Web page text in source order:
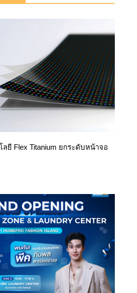
ยี Flex Titanium ยกระดับหน้าจอ